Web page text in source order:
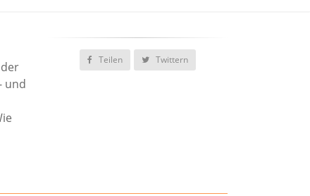
und
Teilen Twittern